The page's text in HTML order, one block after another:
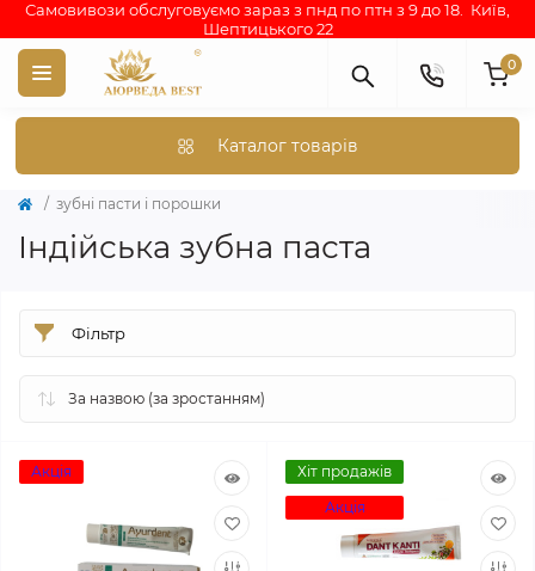
Самовивози обслуговуємо зараз з пнд по птн з 9 до 18. Київ,
Шептицького 22
0
Каталог товарів
зубні пасти і порошки
Індійська зубна паста
Фільтр
Акція
Хіт продажів
Акція